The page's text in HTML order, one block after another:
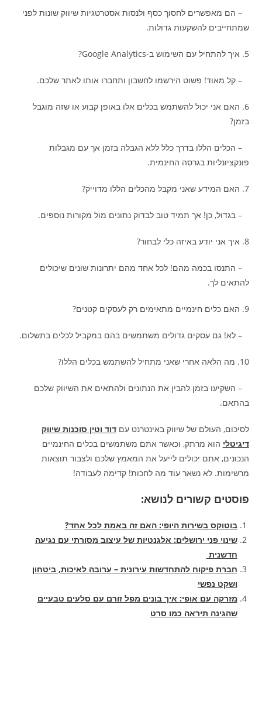
– הם מאפשרים לחסוך כסף ולנסות אסטרטגיות שיווק שונות לפני
שמתחייבים להשקעות גדולות.
5. איך להתחיל עם השימוש ב-Google Analytics?
– קל מאוד! פשוט הירשמו לחשבון ותחברו אותו לאתר שלכם.
6. האם אני יכול להשתמש בכלים אלו באופן קבוע או שזה מוגבל
בזמן?
– הכלים הללו בדרך כלל ללא הגבלה בזמן אך עם מגבלות
פונקציונליות בגרסה החינמית.
7. האם המידע שאני מקבל מהכלים הללו מדוייק?
– בגדול, כן! אך תמיד טוב לבדוק נתונים מול מקורות נוספים.
8. איך אני יודע באיזה כלי לבחור?
– התנסו בכמה מהם! לכל אחד מהם יתרונות שונים שיכולים
להתאים לך.
9. האם כלים חינמיים מתאימים רק לעסקים קטנים?
– לא! גם עסקים גדולים משתמשים בהם במקביל לכלים בתשלום.
10. מה הלאה אחרי שאני מתחיל להשתמש בכלים הללו?
– השקיעו בזמן להבין את הנתונים ולהתאים את השיווק שלכם
בהתאם.
לסיכום, העולם של שיווק באינטרנט עםדוד וטין סוכנות שיווק
דיגיטלי הוא מרתק, וכאשר אתם משתמשים בכלים החינמיים
הנכונים, אתם יכולים לייעל את המאמץ שלכם ולצבור תוצאות
מרשימות. לא נשאר עוד מה לחכות! קדימה לעבודה!
פוסטים קשורים לנושא:
בוטוקס בשירות היופי: האם זה באמת לכל אחד?
שינוי פני ירושלים: אלגנטיות של עיצוב מסורתי עם נגיעה
חדשנית
חברת פיקוח להתחדשות עירונית – ערובה לאיכות, ביטחון
ושקט נפשי
מזרקה עם אופי: איך בונים מפל זורם עם סלעים טבעיים
שהגינה תיראה כמו סרט